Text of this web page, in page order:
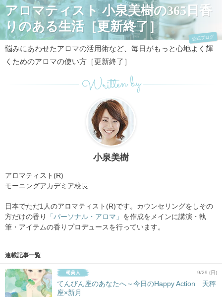
アロマティスト 小泉美樹の365日香
りのある生活［更新終了］
公式ブログ
悩みにあわせたアロマの活用術など、毎日がもっと心地よく輝
くためのアロマの使い方［更新終了］
Written by
小泉美樹
アロマティスト(R)
モーニングアカデミア校長
日本でただ1人のアロマティスト(R)です。カウンセリングをしその
方だけの香り
「パーソナル・アロマ」 を作成をメインに講演・執
筆・アイテムの香りプロデュースを行っています。
連載記事一覧
9/29 (日)
てんびん座のあなたへ～今日のHappy Action 天秤
座×新月